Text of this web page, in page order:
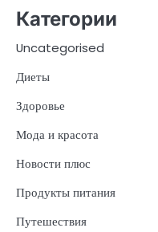
Категории
Uncategorised
Диеты
Здоровье
Мода и красота
Новости плюс
Продукты питания
Путешествия